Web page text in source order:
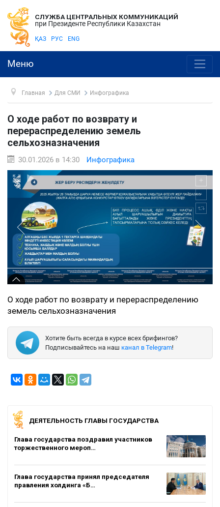
СЛУЖБА ЦЕНТРАЛЬНЫХ КОММУНИКАЦИЙ
при Президенте Республики Казахстан
ҚАЗ РУС ENG
Меню
Главная Для СМИ Инфографика
О ходе работ по возврату и
перераспределению земель
сельхозназначения
30.01.2026 в 14:30 Инфографика
О ходе работ по возврату и перераспределению
земель сельхозназначения
Хотите быть всегда в курсе всех брифингов?
Подписывайтесь на наш канал в Telegram!
ДЕЯТЕЛЬНОСТЬ ГЛАВЫ ГОСУДАРСТВА
Глава государства поздравил участников
торжественного мероп…
Глава государства принял председателя
правления холдинга «Б…